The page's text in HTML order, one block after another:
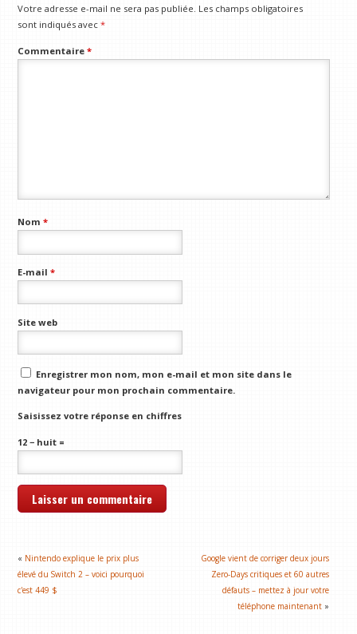
Votre adresse e-mail ne sera pas publiée. Les champs obligatoires
sont indiqués avec*
Commentaire*
Nom*
E-mail*
Site web
Enregistrer mon nom, mon e-mail et mon site dans le
navigateur pour mon prochain commentaire.
Saisissez votre réponse en chiffres
12 − huit =
« Nintendo explique le prix plus
élevé du Switch 2 – voici pourquoi
c'est 449 $
Google vient de corriger deux jours
Zero-Days critiques et 60 autres
défauts – mettez à jour votre
téléphone maintenant »